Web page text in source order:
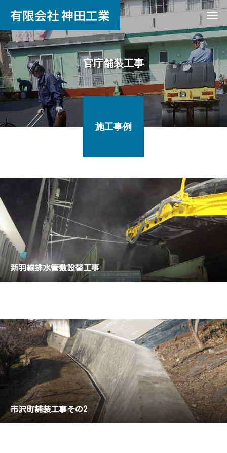
有限会社 神田工業
官庁舗装工事
施工事例
新羽線排水管敷設替工事
市沢町舗装工事その2